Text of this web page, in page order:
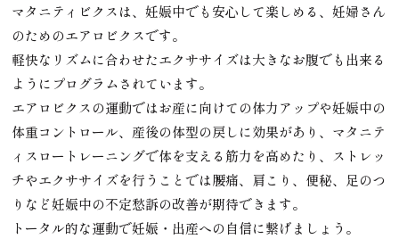
マタニティビクスは、妊娠中でも安心して楽しめる、妊婦さん
のためのエアロビクスです。
軽快なリズムに合わせたエクササイズは大きなお腹でも出来る
ようにプログラムされています。
エアロビクスの運動ではお産に向けての体力アップや妊娠中の
体重コントロール、産後の体型の戻しに効果があり、マタニテ
ィスロートレーニングで体を支える筋力を高めたり、ストレッ
チやエクササイズを行うことでは腰痛、肩こり、便秘、足のつ
りなど妊娠中の不定愁訴の改善が期待できます。
トータル的な運動で妊娠・出産への自信に繋げましょう。